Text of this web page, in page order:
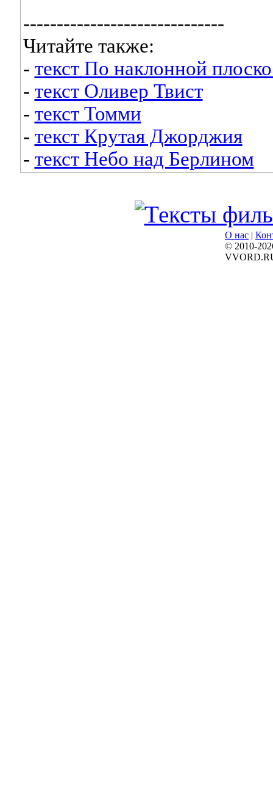
------------------------------
Читайте также:
- текст По наклонной
- текст Оливер Твист
- текст Томми
- текст Крутая Джорджия
- текст Небо над Берлином
О нас |
© 2010-